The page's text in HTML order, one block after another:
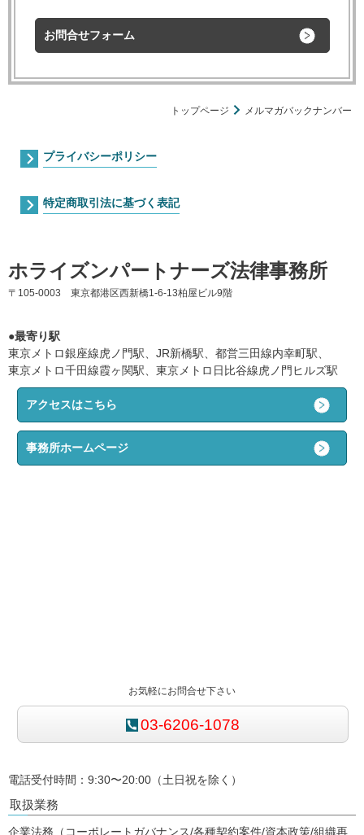
お問合せフォーム
トップページ メルマガバックナンバー
プライバシーポリシー
特定商取引法に基づく表記
ホライズンパートナーズ法律事務所
〒105-0003 東京都港区西新橋1-6-13柏屋ビル9階
●最寄り駅
東京メトロ銀座線虎ノ門駅、JR新橋駅、都営三田線内幸町駅、
東京メトロ千田線霞ヶ関駅、東京メトロ日比谷線虎ノ門ヒルズ駅
アクセスはこちら
事務所ホームページ
お気軽にお問合せ下さい
03-6206-1078
電話受付時間：9:30〜20:00（土日祝を除く）
取扱業務
企業法務（コーポレートガバナンス/各種契約案件/資本政策/組織再